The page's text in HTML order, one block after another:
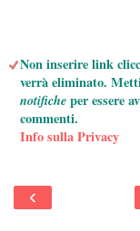
Non inserire link
verrà eliminato.
notificheper essere
commenti.
Info sulla Privacy
‹